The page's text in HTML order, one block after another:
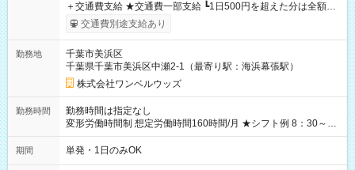
＋交通費支給 ★交通費一部支給 ┗1日500円を超えた分は全額支
給！ ※往復500円以内の方は自己負担となります ★日払いOK！
（規定あり） ┗働いたその日に現金GET♪ お仕事後はコンビニ
なし
交通費別途支給あり
勤務地
千葉市美浜区
千葉県千葉市美浜区中瀬2-1（最寄り駅：海浜幕張駅）
株式会社ワンベルウッズ
勤務時間
勤務時間は指定なし
変形労働時間制 想定労働時間160時間/月 ★シフト例 8：30～
19：00
期間 単発・1日のみOK